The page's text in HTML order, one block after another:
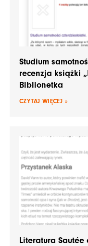
Studium
recenzja książki
Biblionetka
CZYTAJ WIĘCEJ »
Literatura Sautée